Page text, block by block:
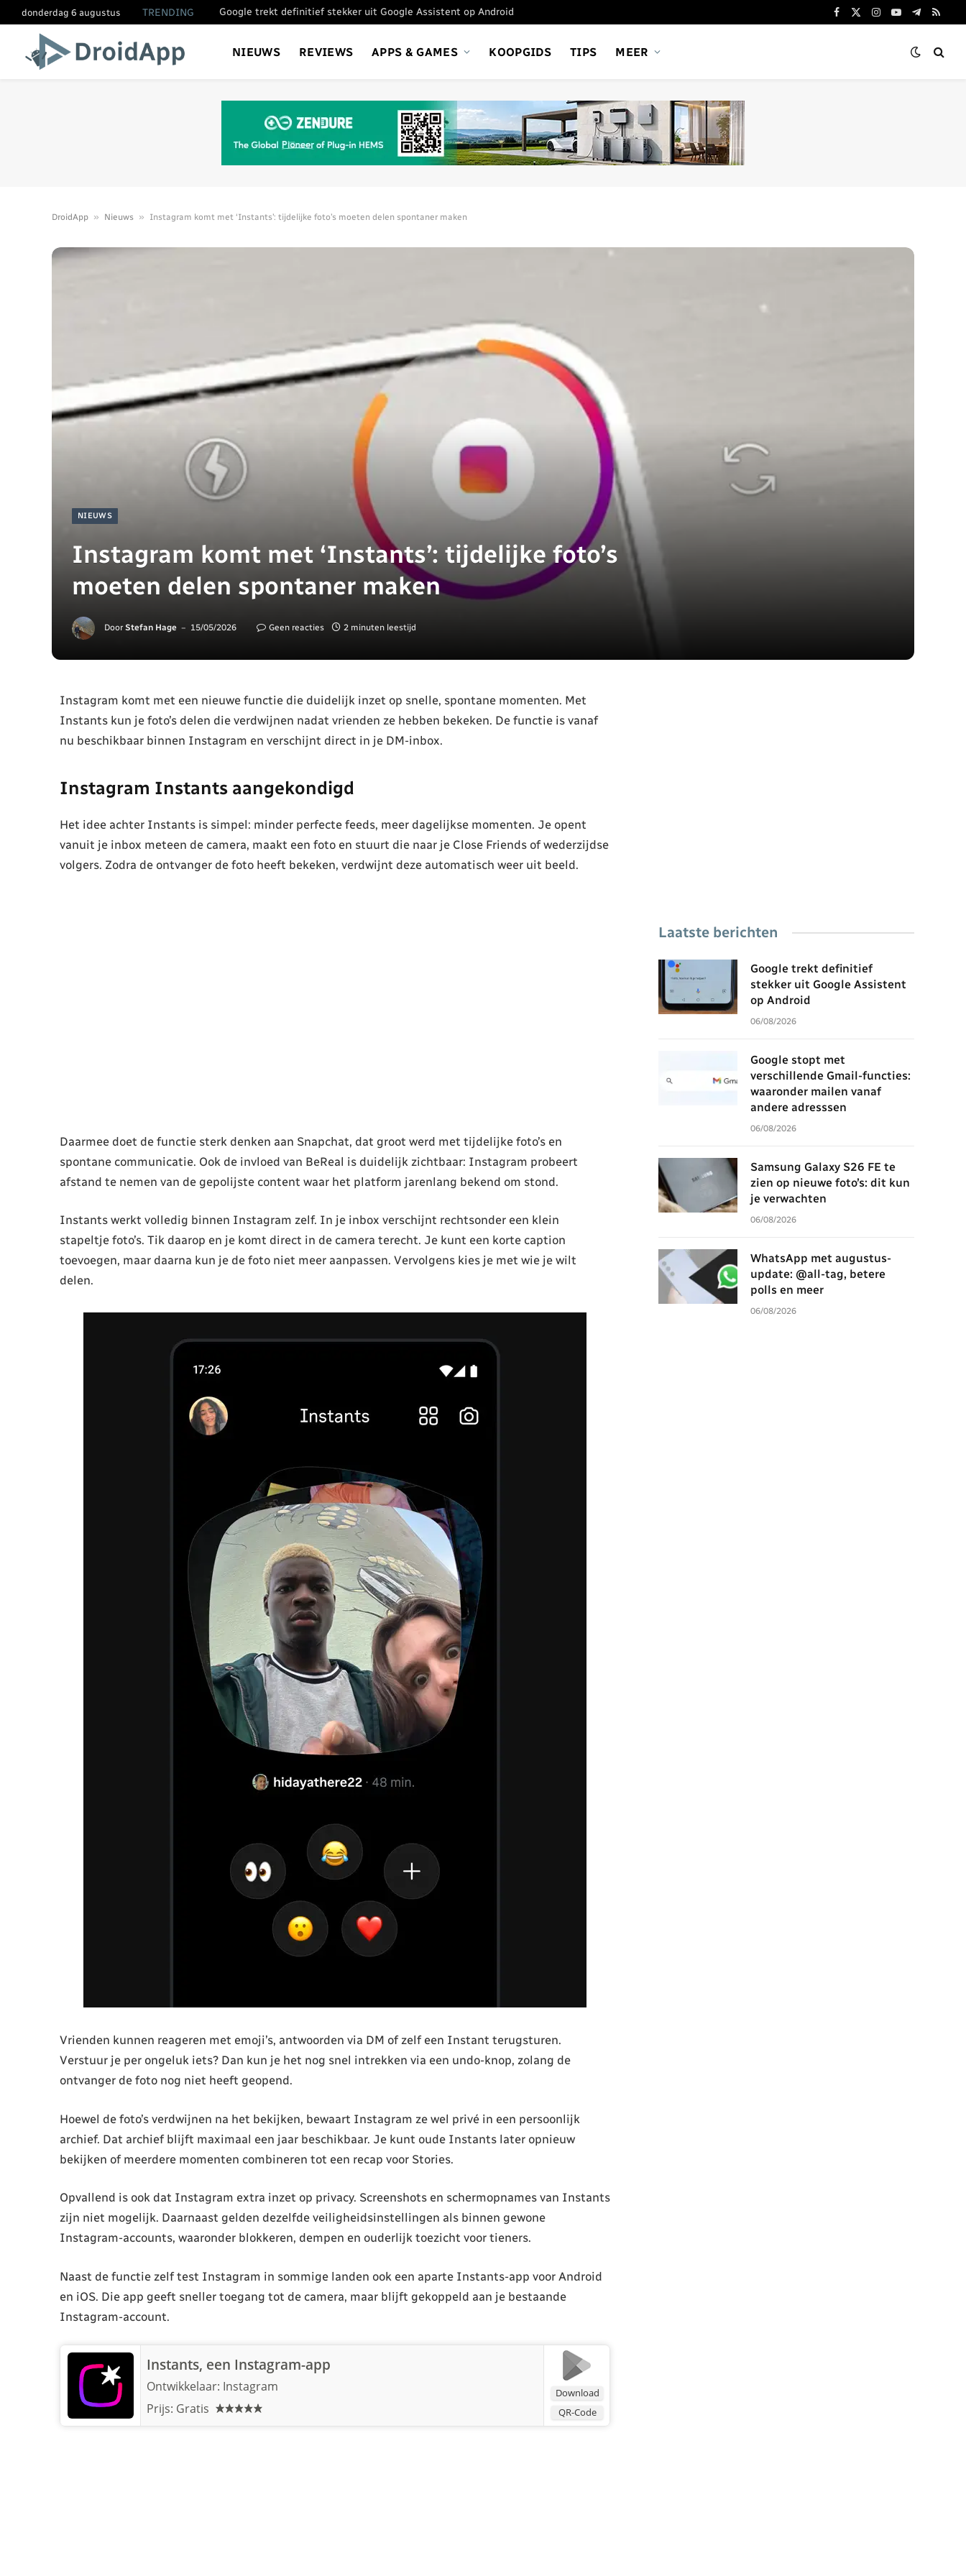
donderdag 6 augustus TRENDING Google trekt definitief stekker uit Google Assistent op Android
Facebook
X
Instagram
YouTube
Telegram
RSS
NIEUWS REVIEWS APPS & GAMES KOOPGIDS TIPS MEER
DroidApp » Nieuws » Instagram komt met ‘Instants’: tijdelijke foto’s moeten delen spontaner maken
NIEUWS
Instagram komt met ‘Instants’: tijdelijke foto’s
moeten delen spontaner maken
Door Stefan Hage 15/05/2026 Geen reacties 2 minuten leestijd
Instagram komt met een nieuwe functie die duidelijk inzet op snelle, spontane momenten. Met
Instants kun je foto’s delen die verdwijnen nadat vrienden ze hebben bekeken. De functie is vanaf
nu beschikbaar binnen Instagram en verschijnt direct in je DM-inbox.
Instagram Instants aangekondigd
Het idee achter Instants is simpel: minder perfecte feeds, meer dagelijkse momenten. Je opent
vanuit je inbox meteen de camera, maakt een foto en stuurt die naar je Close Friends of wederzijdse
volgers. Zodra de ontvanger de foto heeft bekeken, verdwijnt deze automatisch weer uit beeld.
Daarmee doet de functie sterk denken aan Snapchat, dat groot werd met tijdelijke foto’s en
spontane communicatie. Ook de invloed van BeReal is duidelijk zichtbaar: Instagram probeert
afstand te nemen van de gepolijste content waar het platform jarenlang bekend om stond.
Instants werkt volledig binnen Instagram zelf. In je inbox verschijnt rechtsonder een klein
stapeltje foto’s. Tik daarop en je komt direct in de camera terecht. Je kunt een korte caption
toevoegen, maar daarna kun je de foto niet meer aanpassen. Vervolgens kies je met wie je wilt
delen.
Vrienden kunnen reageren met emoji’s, antwoorden via DM of zelf een Instant terugsturen.
Verstuur je per ongeluk iets? Dan kun je het nog snel intrekken via een undo-knop, zolang de
ontvanger de foto nog niet heeft geopend.
Hoewel de foto’s verdwijnen na het bekijken, bewaart Instagram ze wel privé in een persoonlijk
archief. Dat archief blijft maximaal een jaar beschikbaar. Je kunt oude Instants later opnieuw
bekijken of meerdere momenten combineren tot een recap voor Stories.
Opvallend is ook dat Instagram extra inzet op privacy. Screenshots en schermopnames van Instants
zijn niet mogelijk. Daarnaast gelden dezelfde veiligheidsinstellingen als binnen gewone
Instagram-accounts, waaronder blokkeren, dempen en ouderlijk toezicht voor tieners.
Naast de functie zelf test Instagram in sommige landen ook een aparte Instants-app voor Android
en iOS. Die app geeft sneller toegang tot de camera, maar blijft gekoppeld aan je bestaande
Instagram-account.
Download
QR-Code
Instants, een Instagram-app
Ontwikkelaar: Instagram
Prijs: Gratis
Laatste berichten
Google trekt definitief
stekker uit Google Assistent
op Android
06/08/2026
Google stopt met
verschillende Gmail-functies:
waaronder mailen vanaf
andere adresssen
06/08/2026
Samsung Galaxy S26 FE te
zien op nieuwe foto’s: dit kun
je verwachten
06/08/2026
WhatsApp met augustus-
update: @all-tag, betere
polls en meer
06/08/2026